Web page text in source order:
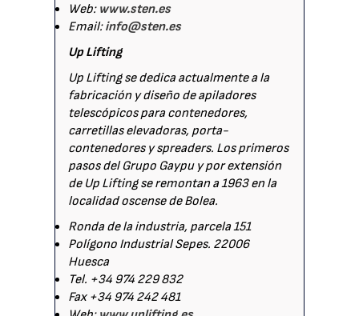
Web: www.sten.es
Email:info@sten.es
Up Lifting
Up Lifting se dedica actualmente a la
fabricación y diseño de apiladores
telescópicos para contenedores,
carretillas elevadoras, porta-
contenedores y spreaders. Los primeros
pasos del Grupo Gaypu y por extensión
de Up Lifting se remontan a 1963 en la
localidad oscense de Bolea.
Ronda de la industria, parcela 151
Polígono Industrial Sepes. 22006
Huesca
Tel. +34 974 229 832
Fax +34 974 242 481